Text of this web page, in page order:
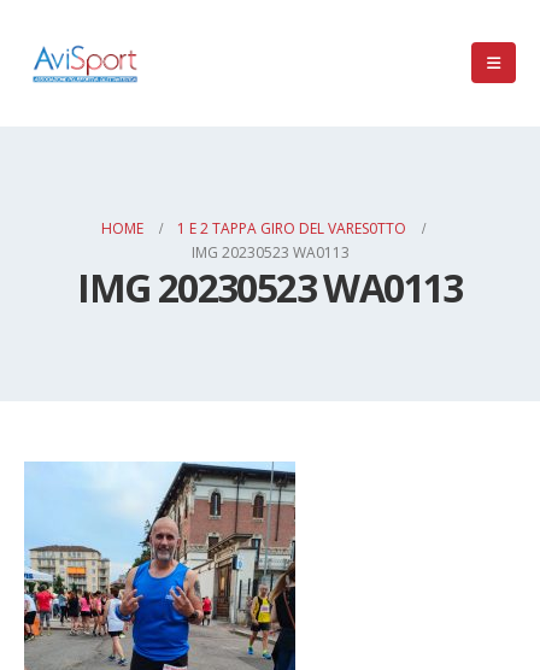
HOME
1 E 2 TAPPA GIRO DEL VARES0TTO
IMG 20230523 WA0113
IMG 20230523 WA0113